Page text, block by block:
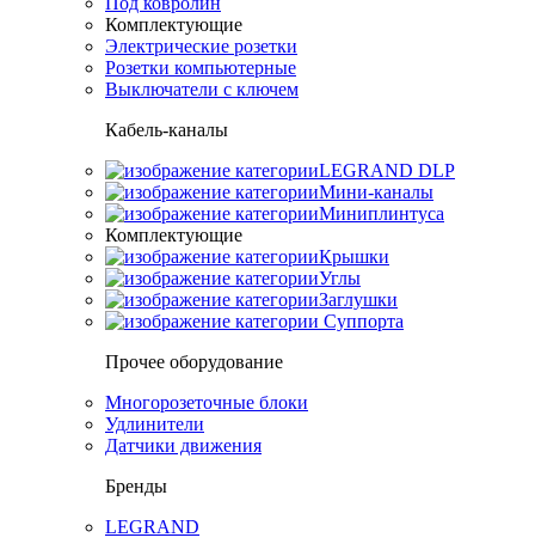
Комплектующие
Электрические розетки
Розетки компьютерные
Выключатели с ключем
Кабель-каналы
LEGRAND DLP
Мини-каналы
Миниплинтуса
Комплектующие
Крышки
Углы
Заглушки
Суппорта
Прочее оборудование
Многорозеточные блоки
Удлинители
Датчики движения
Бренды
LEGRAND